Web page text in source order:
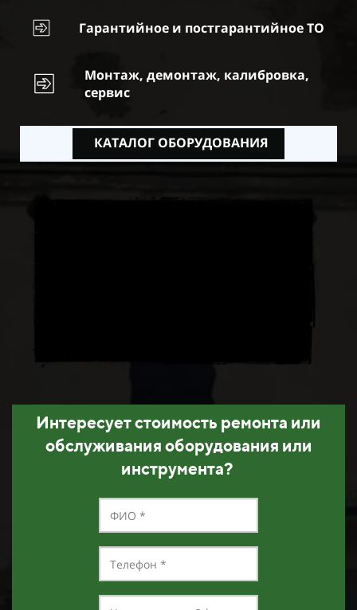
Гарантийное и постгарантийное ТО
Монтаж, демонтаж, калибровка,
сервис
КАТАЛОГ ОБОРУДОВАНИЯ
Интересует стоимость ремонта или
обслуживания оборудования или
инструмента?